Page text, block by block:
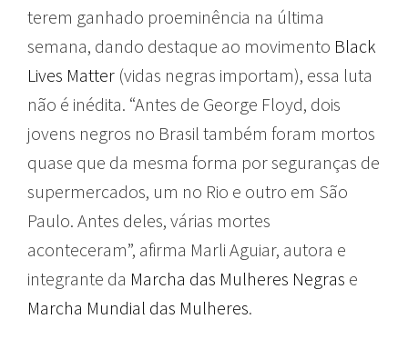
terem ganhado proeminência na última
semana, dando destaque ao movimento Black
Lives Matter (vidas negras importam), essa luta
não é inédita. “Antes de George Floyd, dois
jovens negros no Brasil também foram mortos
quase que da mesma forma por seguranças de
supermercados, um no Rio e outro em São
Paulo. Antes deles, várias mortes
aconteceram”, afirma Marli Aguiar, autora e
integrante da Marcha das Mulheres Negras e
Marcha Mundial das Mulheres.